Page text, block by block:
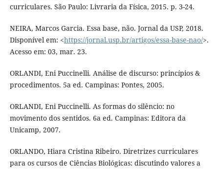
curriculares. São Paulo: Livraria da Física, 2015. p. 3-24.
NEIRA, Marcos Garcia. Essa base, não. Jornal da USP, 2018.
Disponível em: <https://jornal.usp.br/artigos/essa-base-nao/>.
Acesso em: 03, mar. 23.
ORLANDI, Eni Puccinelli. Análise de discurso: princípios &
procedimentos. 5a ed. Campinas: Pontes, 2005.
ORLANDI, Eni Puccinelli. As formas do silêncio: no
movimento dos sentidos. 6a ed. Campinas: Editora da
Unicamp, 2007.
ORLANDO, Hiara Cristina Ribeiro. Diretrizes curriculares
para os cursos de Ciências Biológicas: discutindo valores a